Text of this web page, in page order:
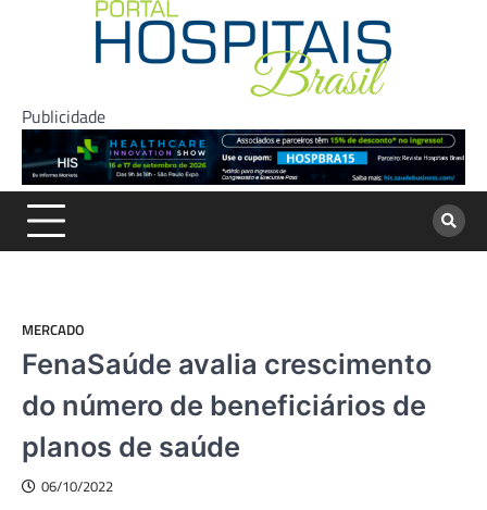
Publicidade
MERCADO
FenaSaúde avalia crescimento
do número de beneficiários de
planos de saúde
06/10/2022